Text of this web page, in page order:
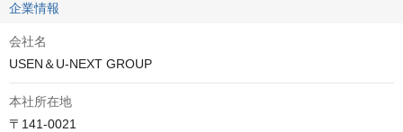
企業情報
会社名
USEN＆U-NEXT GROUP
本社所在地
〒141-0021